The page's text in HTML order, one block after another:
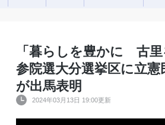
「暮らしを豊かに 古
参院選大分選挙区に立憲
が出馬表明
2024年03月13日 19:00更新